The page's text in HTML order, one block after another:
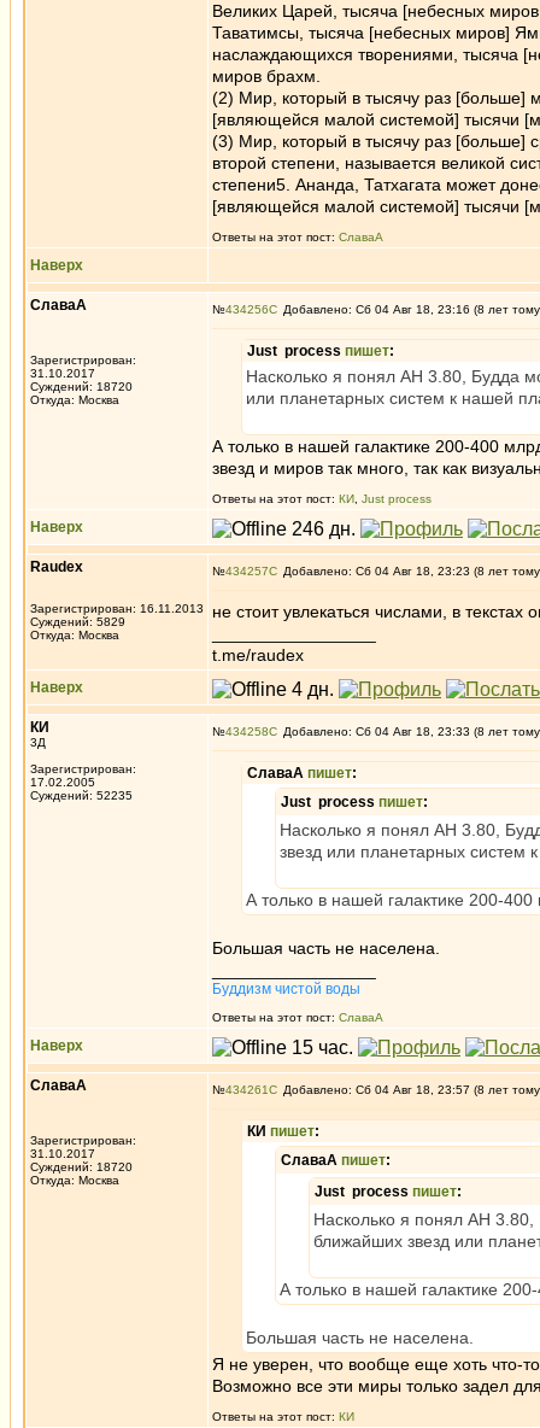
Великих Царей, тысяча [небесных
Таватимсы, тысяча [небесных миров]
наслаждающихся творениями, тысяча
миров брахм.
(2) Мир, который в тысячу раз [больше]
[являющейся малой системой] тысячи
(3) Мир, который в тысячу раз [больше]
второй степени, называется великой
степени5. Ананда, Татхагата может
[являющейся малой системой] тысячи
Ответы на этот пост: СлаваА
Наверх
СлаваА
Зарегистрирован:
31.10.2017
Суждений: 18720
Откуда: Москва
№434256 Добавлено: Сб 04 Авг 18, 23:16 (8 лет
Just process пишет:
Насколько я понял АН 3.80, Будда
или планетарных систем к нашей
А только в нашей галактике 200-400
звезд и миров так много, так как
Ответы на этот пост: КИ Just process
Наверх
Raudex
Зарегистрирован: 16.11.2013
Суждений: 5829
Откуда: Москва
№434257 Добавлено: Сб 04 Авг 18, 23:23 (8 лет
не стоит увлекаться числами, в текстах
t.me/raudex
Наверх
КИ
3Д
Зарегистрирован:
17.02.2005
Суждений: 52235
№434258 Добавлено: Сб 04 Авг 18, 23:33 (8 лет
СлаваА пишет:
Just process пишет:
Насколько я понял АН 3.80,
звезд или планетарных
А только в нашей галактике 200-400
Большая часть не населена.
Буддизм чистой воды
Ответы на этот пост: СлаваА
Наверх
СлаваА
Зарегистрирован:
31.10.2017
Суждений: 18720
Откуда: Москва
№434261 Добавлено: Сб 04 Авг 18, 23:57 (8 лет
КИ пишет:
СлаваА пишет:
Just process пишет:
Насколько я понял АН
ближайших звезд или
А только в нашей галактике
Большая часть не населена.
Я не уверен, что вообще еще хоть что-
Возможно все эти миры только задел
Ответы на этот пост: КИ